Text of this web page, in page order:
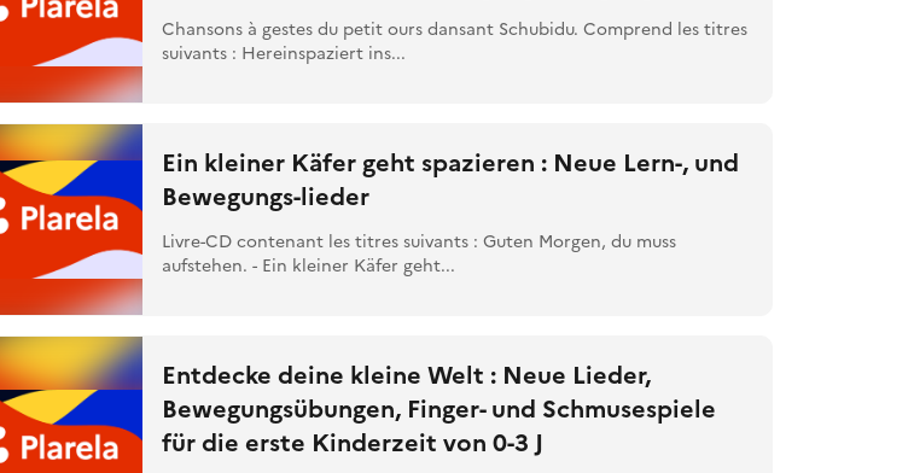
Chansons à gestes du petit ours dansant Schubidu. Comprend les titres
suivants : Hereinspaziert ins...
Ein kleiner Käfer geht spazieren : Neue Lern-, und
Bewegungs-lieder
Livre-CD contenant les titres suivants : Guten Morgen, du muss
aufstehen. - Ein kleiner Käfer geht...
Entdecke deine kleine Welt : Neue Lieder,
Bewegungsübungen, Finger- und Schmusespiele
für die erste Kinderzeit von 0-3 J